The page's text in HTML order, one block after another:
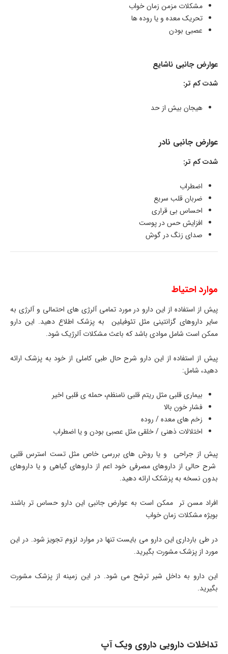
مشکلات مزمن زمان خواب
تحریک معده و یا روده ها
عصبی بودن
عوارض جانبی ناشایع
شدت کم تر:
هیجان بیش از حد
عوارض جانبی نادر
شدت کم تر:
اضطراب
ضربان قلب سریع
احساس بی قراری
افزایش حس در پوست
صدای زنگ در گوش
موارد احتیاط
پیش از استفاده از این دارو در مورد تمامی آلرژی های احتمالی و آلرژی به
سایر داروهای گزانتینی مثل تئوفیلین به پزشک اطلاع دهید. این دارو
ممکن است شامل موادی باشد که باعث مشکلات آلرژیک شود.
پیش از استفاده از این دارو شرح حال طبی کاملی از خود به پزشک ارائه
دهید، شامل:
بیماری قلبی مثل ریتم قلبی نامنظم، حمله ی قلبی اخیر
فشار خون بالا
زخم های معده / روده
اختلالات ذهنی / خلقی مثل عصبی بودن و یا اضطراب
پیش از جراحی و یا روش های بررسی خاص مثل تست استرس قلبی
شرح حالی از داروهای مصرفی خود اعم از داروهای گیاهی و یا داروهای
بدون نسخه به پزشکک ارائه دهید.
افراد مسن تر ممکن است به عوارض جانبی این دارو حساس تر باشند
بویژه مشکلات زمان خواب
در طی بارداری این دارو می بایست تنها در موارد لزوم تجویز شود. در این
مورد از پزشک مشورت بگیرید.
این دارو به داخل شیر ترشح می شود. در این زمینه از پزشک مشورت
بگیرید.
تداخلات دارویی داروی ویک آپ